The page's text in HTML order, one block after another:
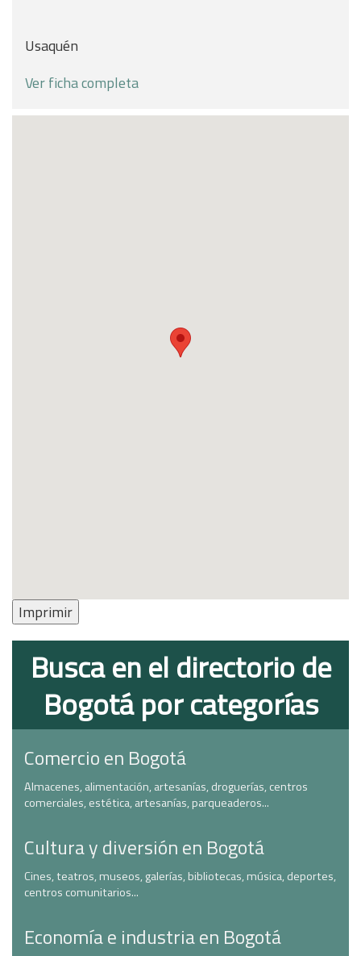
Usaquén
Ver ficha completa
Imprimir
Busca en el directorio de
Bogotá por categorías
Comercio en Bogotá
Almacenes, alimentación, artesanías, droguerías, centros
comerciales, estética, artesanías, parqueaderos...
Cultura y diversión en Bogotá
Cines, teatros, museos, galerías, bibliotecas, música, deportes,
centros comunitarios...
Economía e industria en Bogotá